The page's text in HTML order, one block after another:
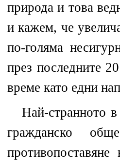
природа и това
и кажем, че
по-голяма
през последните
време като едни
Най-странното
гражданско